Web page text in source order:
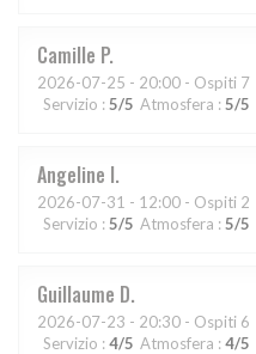
Camille P
2026-07-25 - 20:00 - Ospiti 7
Servizio : 5/5 Atmosfera : 5/5
Angeline I
2026-07-31 - 12:00 - Ospiti 2
Servizio : 5/5 Atmosfera : 5/5
Guillaume D
2026-07-23 - 20:30 - Ospiti 6
Servizio : 4/5 Atmosfera : 4/5